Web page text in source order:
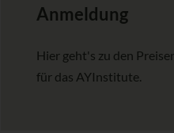
Anmeldung
Hier geht's zu den
für das AYInstitute.